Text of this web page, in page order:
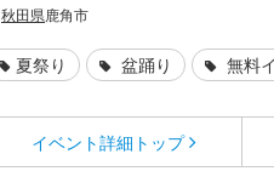
秋田県鹿角市
夏祭り 盆踊り 無料
イベント詳細 トップ